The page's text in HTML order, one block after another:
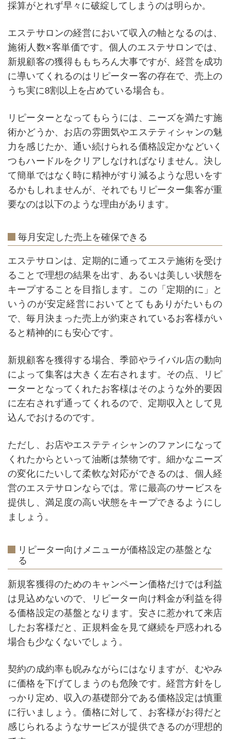
採算がとれず早々に破綻してしまうのは明らか。
エステサロンの経営において収入の軸となるのは、
施術人数×客単価です。個人のエステサロンでは、
新規顧客の獲得ももちろん大事ですが、経営を成功
に導いてくれるのはリピーター客の存在で、売上の
うち実に8割以上を占めている場合も。
リピーターとなってもらうには、ニーズを満たす施
術かどうか、お店の雰囲気やエステティシャンの魅
力を感じたか、通い続けられる価格設定かなどいく
つもハードルをクリアしなければなりません。決し
て簡単ではなく時に精神がすり減るような思いをす
るかもしれませんが、それでもリピーター集客が重
要なのは以下のような理由があります。
毎月安定した売上を確保できる
エステサロンは、定期的に通ってエステ施術を受け
ることで理想の結果を出す、あるいは美しい状態を
キープすることを目指します。この「定期的に」と
いうのが安定経営においてとてもありがたいもの
で、毎月決まった売上が約束されているお客様がい
ると精神的にも安心です。
新規顧客を獲得する場合、季節やライバル店の動向
によって集客は大きく左右されます。その点、リピ
ーターとなってくれたお客様はそのような外的要因
に左右されず通ってくれるので、定期収入として見
込んでおけるのです。
ただし、お店やエステティシャンのファンになって
くれたからといって油断は禁物です。細かなニーズ
の変化にたいして柔軟な対応ができるのは、個人経
営のエステサロンならでは。常に最高のサービスを
提供し、満足度の高い状態をキープできるようにし
ましょう。
リピーター向けメニューが価格設定の基盤とな
る
新規客獲得のためのキャンペーン価格だけでは利益
は見込めないので、リピーター向け料金が利益を得
る価格設定の基盤となります。安さに惹かれて来店
したお客様だと、正規料金を見て継続を戸惑われる
場合も少なくないでしょう。
契約の成約率も睨みながらにはなりますが、むやみ
に価格を下げてしまうのも危険です。経営方針をし
っかり定め、収入の基礎部分である価格設定は慎重
に行いましょう。価格に対して、お客様がお得だと
感じられるようなサービスが提供できるのが理想的